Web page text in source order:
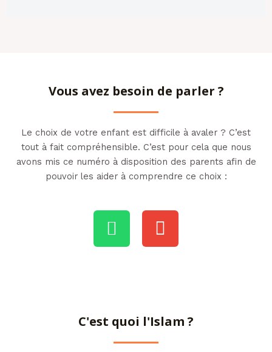
Vous avez besoin de parler ?
Le choix de votre enfant est difficile à avaler ? C’est
tout à fait compréhensible. C’est pour cela que nous
avons mis ce numéro à disposition des parents afin de
pouvoir les aider à comprendre ce choix :
W
h
p
p
E
n
p
C'est quoi l'Islam ?